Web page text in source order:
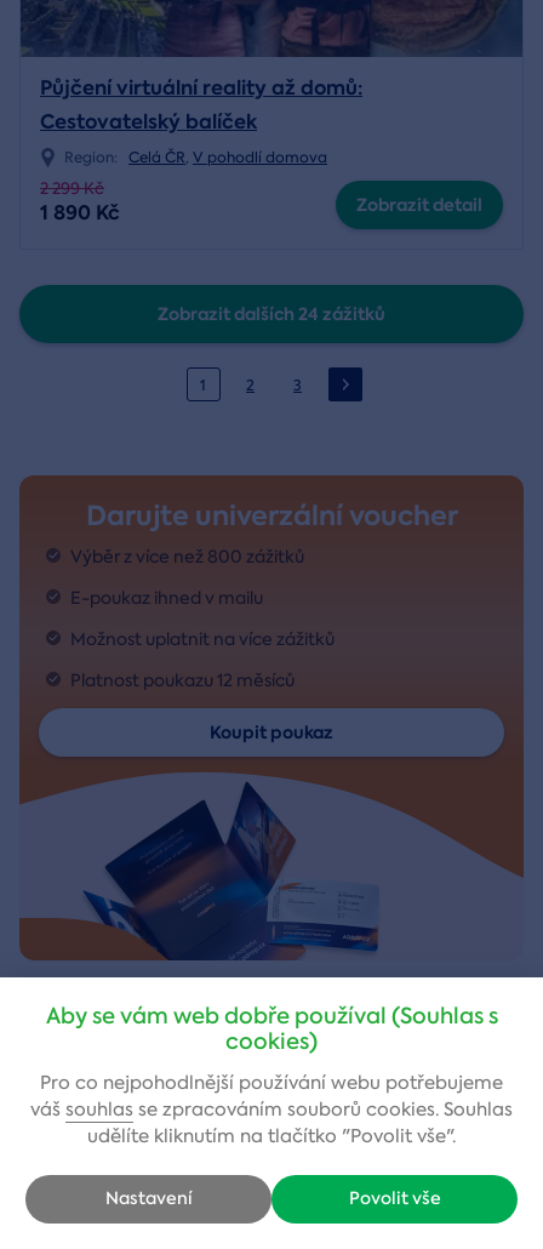
Půjčení virtuální reality až domů:
Cestovatelský balíček
Region: Celá ČR, V pohodlí domova
2 299 Kč
1 890 Kč Zobrazit detail
Zobrazit dalších 24 zážitků
1 2 3
Darujte univerzální voucher
Výběr z více než 800 zážitků
E-poukaz ihned v mailu
Možnost uplatnit na více zážitků
Platnost poukazu 12 měsíců
Koupit poukaz
Aby se vám web dobře používal (Souhlas s
cookies)
Pro co nejpohodlnější používání webu potřebujeme
váš souhlas se zpracováním souborů cookies. Souhlas
udělíte kliknutím na tlačítko "Povolit vše".
Povolit vše
Nastavení